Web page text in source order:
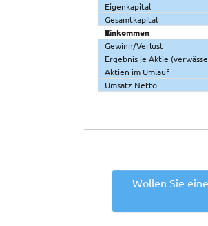
Eigenkapital
Gesamtkapital
Einkommen
Gewinn/Verlust
Ergebnis je Aktie
Aktien im Umlauf
Umsatz Netto
Wollen Sie